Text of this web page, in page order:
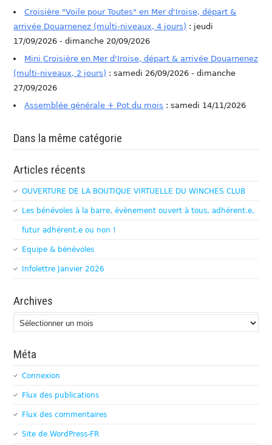
Croisière "Voile pour Toutes" en Mer d'Iroise, départ &
arrivée Douarnenez (multi-niveaux, 4 jours) : jeudi
17/09/2026 - dimanche 20/09/2026
Mini Croisière en Mer d'Iroise, départ & arrivée Douarnenez
(multi-niveaux, 2 jours) : samedi 26/09/2026 - dimanche
27/09/2026
Assemblée générale + Pot du mois : samedi 14/11/2026
Dans la même catégorie
Articles récents
OUVERTURE DE LA BOUTIQUE VIRTUELLE DU WINCHES CLUB
Les bénévoles à la barre, évènement ouvert à tous, adhérent.e,
futur adhérent.e ou non !
Equipe & bénévoles
Infolettre Janvier 2026
Archives
Archives
Méta
Connexion
Flux des publications
Flux des commentaires
Site de WordPress-FR